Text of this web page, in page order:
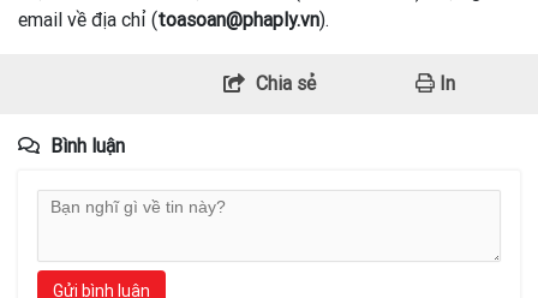
email về địa chỉ (toasoan@phaply.vn).
Chia sẻ In
Bình luận
Gửi bình luận